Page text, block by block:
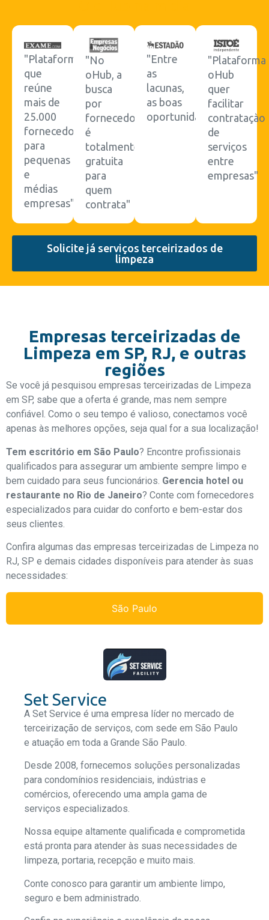
"Plataforma
que
reúne
mais de
25.000
fornecedores
para
pequenas
e
médias
empresas"
"No
oHub, a
busca
por
fornecedores
é
totalmente
gratuita
para
quem
contrata"
"Entre
as
lacunas,
as boas
oportunidades"
"Plataforma
oHub
quer
facilitar
contrataçào
de
serviços
entre
empresas"
Solicite já serviços terceirizados de
limpeza
Empresas terceirizadas de
Limpeza em SP, RJ, e outras
regiões
Se você já pesquisou empresas terceirizadas de Limpeza
em SP, sabe que a oferta é grande, mas nem sempre
confiável. Como o seu tempo é valioso, conectamos você
apenas às melhores opções, seja qual for a sua localização!
Tem escritório em São Paulo? Encontre profissionais
qualificados para assegurar um ambiente sempre limpo e
bem cuidado para seus funcionários. Gerencia hotel ou
restaurante no Rio de Janeiro? Conte com fornecedores
especializados para cuidar do conforto e bem-estar dos
seus clientes.
Confira algumas das empresas terceirizadas de Limpeza no
RJ, SP e demais cidades disponíveis para atender às suas
necessidades:
São Paulo
Set Service
A Set Service é uma empresa líder no mercado de
terceirização de serviços, com sede em São Paulo
e atuação em toda a Grande São Paulo.
Desde 2008, fornecemos soluções personalizadas
para condomínios residenciais, indústrias e
comércios, oferecendo uma ampla gama de
serviços especializados.
Nossa equipe altamente qualificada e comprometida
está pronta para atender às suas necessidades de
limpeza, portaria, recepção e muito mais.
Conte conosco para garantir um ambiente limpo,
seguro e bem administrado.